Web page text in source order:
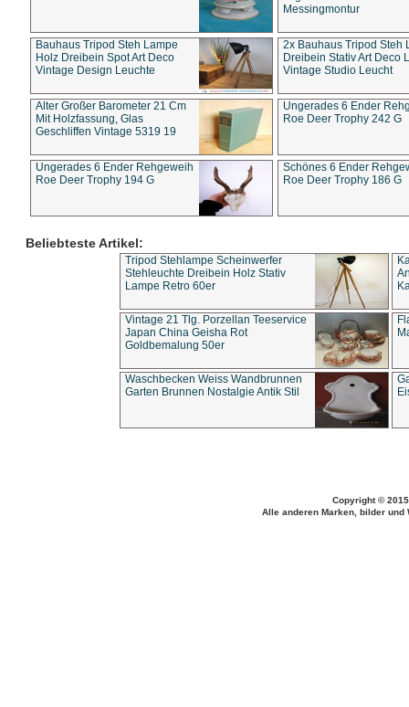
Messingmontur
Bauhaus Tripod Steh Lampe
Holz Dreibein Spot Art Deco
Vintage Design Leuchte
2x Bauhaus Tripod Steh
Dreibein Stativ Art Deco
Vintage Studio Leucht
Alter Großer Barometer 21 Cm
Mit Holzfassung, Glas
Geschliffen Vintage 5319 19
Ungerades 6 Ender
Roe Deer Trophy 242 G
Ungerades 6 Ender Rehgeweih
Roe Deer Trophy 194 G
Schönes 6 Ender
Roe Deer Trophy 186 G
Beliebteste Artikel:
Tripod Stehlampe Scheinwerfer
Stehleuchte Dreibein Holz Stativ
Lampe Retro 60er
Vintage 21 Tlg. Porzellan Teeservice
Japan China Geisha Rot
Goldbemalung 50er
Waschbecken Weiss Wandbrunnen
Garten Brunnen Nostalgie Antik Stil
Copyright ©
Alle anderen Marken, bilder und